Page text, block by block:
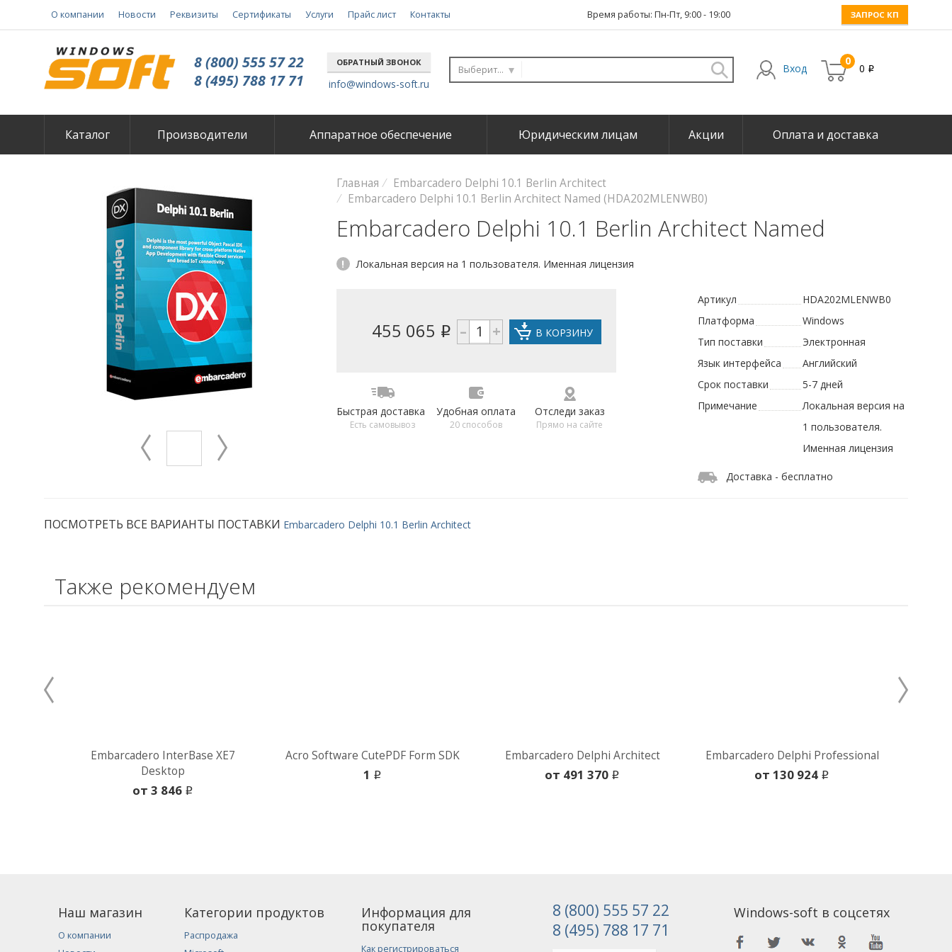
О компании Новости Реквизиты Сертификаты Услуги Прайс лист Контакты Время работы: Пн-Пт, 9:00 - 19:00 ЗАПРОС КП
8 (800) 555 57 22
8 (495) 788 17 71
ОБРАТНЫЙ ЗВОНОК
info@windows-soft.ru
Выберите... Вход
0
0 i
Каталог Производители Аппаратное обеспечение Юридическим лицам Акции Оплата и доставка
Главная
Embarcadero Delphi 10.1 Berlin Architect
Embarcadero Delphi 10.1 Berlin Architect Named (HDA202MLENWB0)
Embarcadero Delphi 10.1 Berlin Architect Named
! Локальная версия на 1 пользователя. Именная лицензия
455 065 i – + В КОРЗИНУ
Быстрая доставка
Есть самовывоз
Удобная оплата
20 способов
Отследи заказ
Прямо на сайте
Артикул
HDA202MLENWB0
Платформа
Windows
Тип поставки
Электронная
Язык интерфейса
Английский
Срок поставки
5-7 дней
Примечание
Локальная версия на
1 пользователя.
Именная лицензия
Доставка - бесплатно
ПОСМОТРЕТЬ ВСЕ ВАРИАНТЫ ПОСТАВКИ Embarcadero Delphi 10.1 Berlin Architect
Также рекомендуем
Embarcadero InterBase XE7
Desktop
oт 3 846 i
Acro Software CutePDF Form SDK
1 i
Embarcadero Delphi Architect
oт 491 370 i
Embarcadero Delphi Professional
oт 130 924 i
Наш магазин
О компании
Категории продуктов
Распродажа
Информация для
покупателя
Как регистрироваться
8 (800) 555 57 22
8 (495) 788 17 71
Windows-soft в соцсетях